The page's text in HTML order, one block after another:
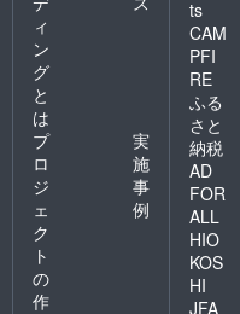
ィ
ン
グ
と
は
プ
ロ
ジ
ェ
ク
ト
の
作
実
施
事
例
ts
CAM
PFI
RE
ふる
さと
納税
AD
FOR
ALL
HIO
KOS
HI
JFA